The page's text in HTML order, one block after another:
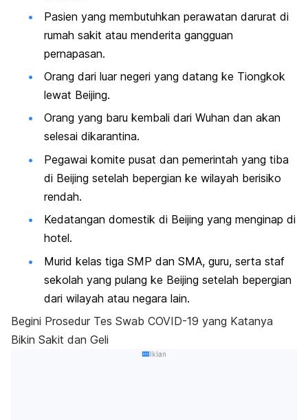
Pasien yang membutuhkan perawatan darurat di
rumah sakit atau menderita gangguan
pernapasan.
Orang dari luar negeri yang datang ke Tiongkok
lewat Beijing.
Orang yang baru kembali dari Wuhan dan akan
selesai dikarantina.
Pegawai komite pusat dan pemerintah yang tiba
di Beijing setelah bepergian ke wilayah berisiko
rendah.
Kedatangan domestik di Beijing yang menginap di
hotel.
Murid kelas tiga SMP dan SMA, guru, serta staf
sekolah yang pulang ke Beijing setelah bepergian
dari wilayah atau negara lain.
Begini Prosedur Tes Swab COVID-19 yang Katanya
Bikin Sakit dan Geli
Iklan